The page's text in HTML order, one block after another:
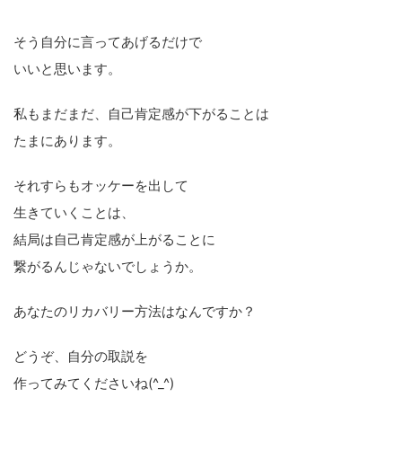
そう自分に言ってあげるだけで
いいと思います。
私もまだまだ、自己肯定感が下がることは
たまにあります。
それすらもオッケーを出して
生きていくことは、
結局は自己肯定感が上がることに
繋がるんじゃないでしょうか。
あなたのリカバリー方法はなんですか？
どうぞ、自分の取説を
作ってみてくださいね(^_^)